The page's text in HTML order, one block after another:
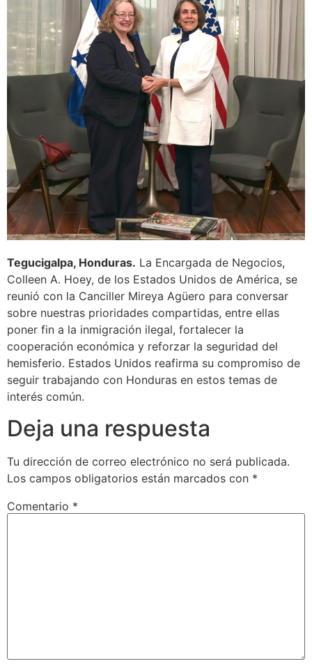
Tegucigalpa, Honduras. La Encargada de Negocios,
Colleen A. Hoey, de los Estados Unidos de América, se
reunió con la Canciller Mireya Agüero para conversar
sobre nuestras prioridades compartidas, entre ellas
poner fin a la inmigración ilegal, fortalecer la
cooperación económica y reforzar la seguridad del
hemisferio. Estados Unidos reafirma su compromiso de
seguir trabajando con Honduras en estos temas de
interés común.
Deja una respuesta
Tu dirección de correo electrónico no será publicada.
Los campos obligatorios están marcados con *
Comentario *